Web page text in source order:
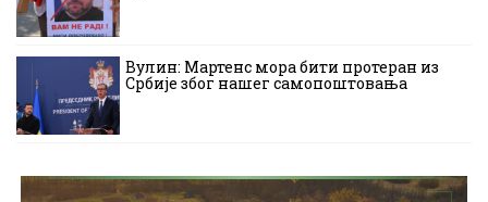
Вулин: Мартенс мора бити протеран из
Србије због нашег самопоштовања